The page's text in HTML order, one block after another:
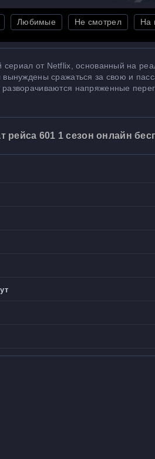
Любимые Не смотрел На
от Netflix, основанный на
сражаться за свою и
напряженные
рейса 601 1 сезон онлайн